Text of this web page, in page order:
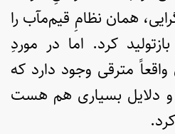
همان نظامِ قیم‌مآب را
کرد. اما در موردِ
مترقی وجود دارد که
و دلایل بسیاری هم هست